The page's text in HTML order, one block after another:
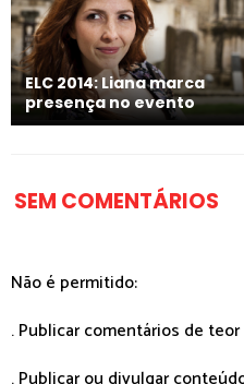
ELC 2014: Liana marca
presença no evento
SEM COMENTÁRIOS
Não é permitido:
. Publicar comentários de